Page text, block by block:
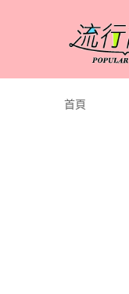
首頁